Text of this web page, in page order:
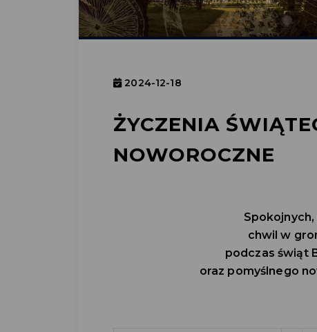
2024-12-18
ŻYCZENIA
NOWOROCZNE
Spokojnych,
chwil w
podczas świąt
oraz pomyślnego